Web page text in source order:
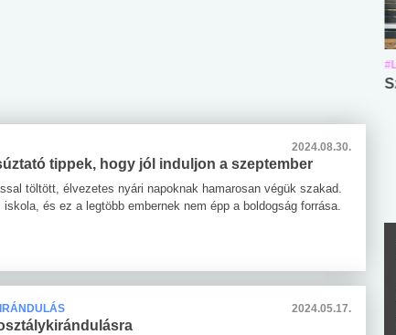
2024.08.30.
tippek, hogy jól induljon a szeptember
töltött, élvezetes nyári napoknak hamarosan végük szakad.
iskola, és ez a legtöbb embernek nem épp a boldogság forrása.
2024.05.17.
No.42